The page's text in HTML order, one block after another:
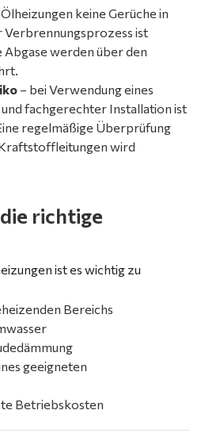
keine Gerüche in
Verbrennungsprozess ist
Abgase werden über den
– bei Verwendung eines
fachgerechter Installation ist
regelmäßige Überprüfung
wird
richtige
ist es wichtig zu
Bereichs
geeigneten
Betriebskosten